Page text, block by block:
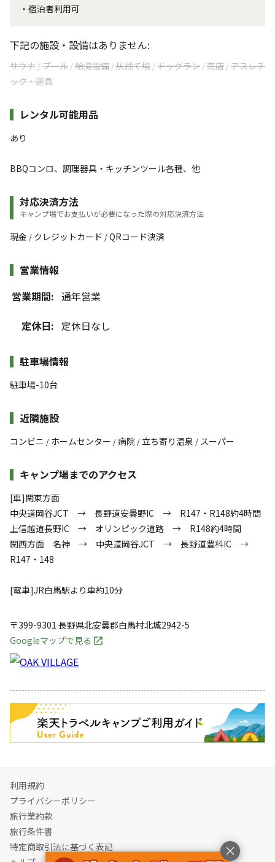
・宿泊者利用可
下記の施設・設備はありません:
サウナ /プール /給湯設備 /灰捨て場 /ドッグラン /売店 /アスレチ
ック・遊具
レンタル可能用品
あり
BBQコンロ、調理器具・キッチンツール各種、他
対応決済方法
キャンプ場でお支払いが必要になった際の対応決済方法
現金 / クレジットカード /QRコード決済
営業情報
営業期間: 通年営業
定休日: 定休日なし
駐車場情報
駐車場-10台
近隣施設
コンビニ / ホームセンター /病院 / 立ち寄り温泉 / スーパー
キャンプ場までのアクセス
[車]関東方面
中央道岡谷JCT → 長野道安曇野IC → R147・R148約4時間
上信越道長野IC → オリンピック道路 → R148約4時間
関西方面 名神 → 中央道岡谷JCT → 長野道豊科IC →
R147・148
[電車]JR白馬駅より車約10分
〒399-9301 長野県北安曇郡白馬村北城2942-5
Googleマップで見る
キャンペーン
利用規約
プライバシーポリシー
旅行業約款
旅行条件書
特定商取引法に基づく表記